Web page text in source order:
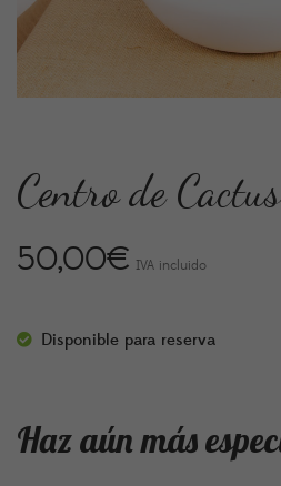
Centro de
50,00€ IVA incluido
Disponible para reserva
Haz aún más